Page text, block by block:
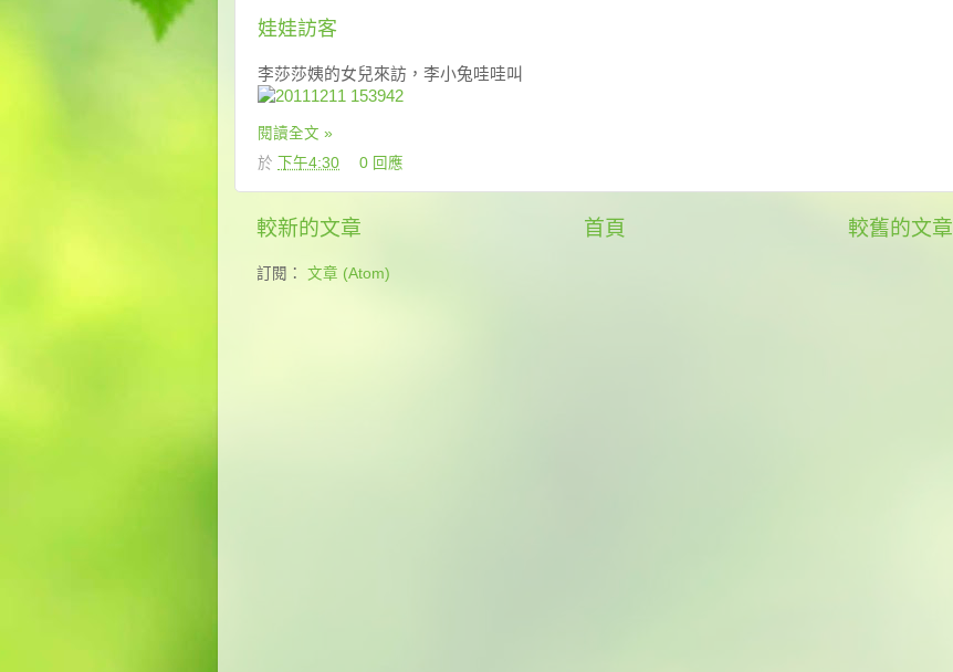
娃娃訪客
李莎莎姨的女兒來訪，李小兔哇哇叫
閱讀全文 »
於
下午4:30 0 回應
較新的文章 較舊的文章
首頁
訂閱： 文章 (Atom)